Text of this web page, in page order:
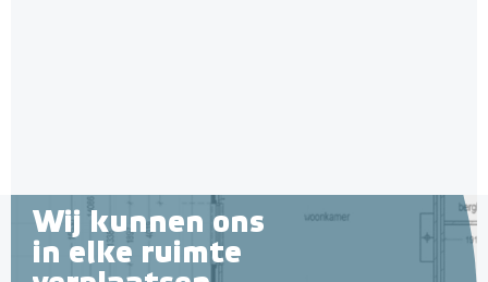
Wij kunnen ons
in elke ruimte